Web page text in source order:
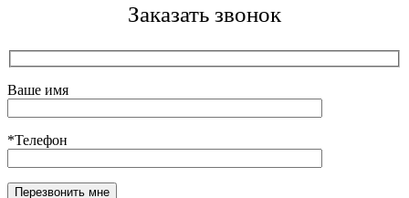
Заказать звонок
Ваше имя
*Телефон
Оставьте это поле пустым.